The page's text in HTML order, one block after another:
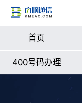
首页
400号码办理